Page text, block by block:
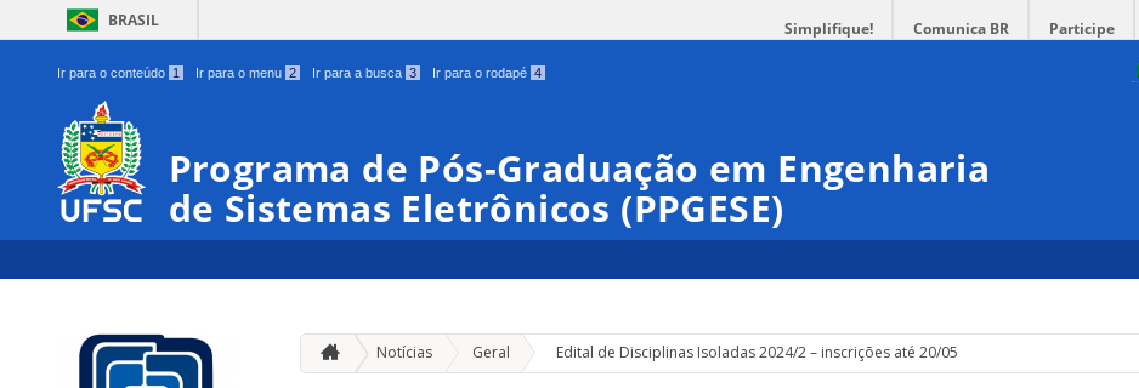
BRASIL Simplifique! Comunica BR Participe
Ir para o conteúdo 1 Ir para o menu 2 Ir para a busca 3 Ir para o rodapé 4
Programa de Pós-Graduação em Engenharia
de Sistemas Eletrônicos (PPGESE)
Notícias Geral » Edital de Disciplinas Isoladas 2024/2 – inscrições até 20/05